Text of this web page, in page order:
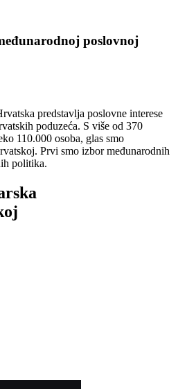
poslovnoj
predstavlja poslovne interese
poduzeća. S više od 370
110.000 osoba, glas smo
Prvi smo izbor međunarodnih
politika.